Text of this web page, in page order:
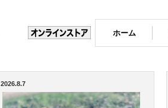
ホーム
2026.8.7